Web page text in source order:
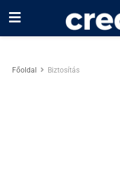
Főoldal Biztosítás